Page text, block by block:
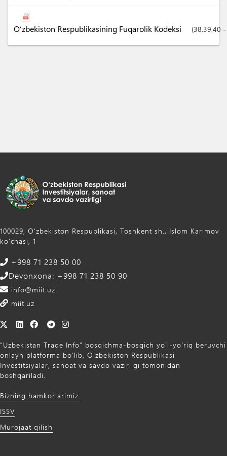
O‘zbekiston Respublikasining Fuqarolik Kodeksi (38,39,40
100029, Oʻzbekiston Respublikasi, Toshkent sh., Islom Karimov
ko‘chasi, 1
+998 71 238 50 00
Devonxona: +998 71 238 50 90
info@miit.uz
miit.uz
“Uzbekistan Trade Info” bosqichma-bosqich yo‘l-yo‘riq beruvchi
onlayn platforma bo‘lib, O‘zbekiston Respublikasi
Investitsiyalar, sanoat va savdo vazirligi tomonidan
boshqariladi.
Bizning hamkorlarimiz
ISSV
Murojaat qilish